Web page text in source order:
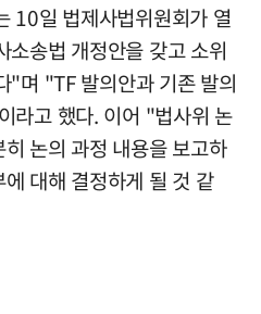
10일 법제사법위원회가 열
소송법 개정안을 갖고 소위
"며 "TF 발의안과 기존 발의
라고 했다. 이어 "법사위 논
논의 과정 내용을 보고하
대해 결정하게 될 것 같